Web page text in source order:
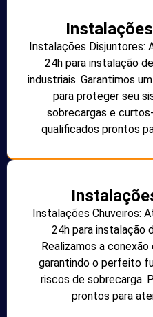
Instalações Disjuntores:
24h para instalação
industriais. Garantimos
para proteger seu
sobrecargas e
qualificados prontos
Instalações Chuveiros:
24h para instalação
Realizamos a
garantindo o perfeito
riscos de sobrecarga.
prontos para